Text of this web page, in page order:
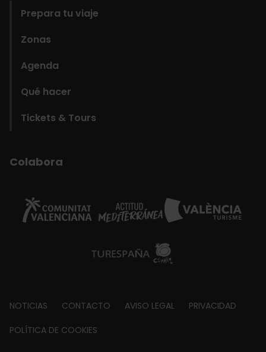
Prepara tu viaje
Zonas
Agenda
Qué hacer
Tickets & Tours
Colabora
Footer
about
NOTICIAS CONTACTO AVISO LEGAL PRIVACIDAD
POLÍTICA DE COOKIES